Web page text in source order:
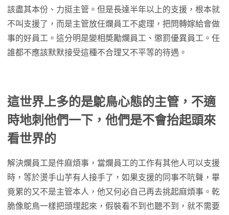
該盡其本份、力挺主管。但是長達半年以上的支援，根本就
不叫支援了，而是主管放任爛員工不處理，把問轉嫁給會做
事的好員工。這分明是變相奬勵爛員工、懲罰優異員工。任
誰都不應該默默接受這種不合理又不平等的待遇。
這世界上多的是鴕鳥心態的主管，不適
時地刺他們一下，他們是不會抬起頭來
看世界的
解決爛員工是件麻煩事，當爛員工的工作有其他人可以支援
時，等於燙手山芋有人接手了，如果支援的同事不吭聲，畢
竟累的又不是主管本人，他又何必自己再去挑起麻煩事。乾
脆像鴕鳥一樣把頭埋起來，假裝看不到也聽不到，就不需要